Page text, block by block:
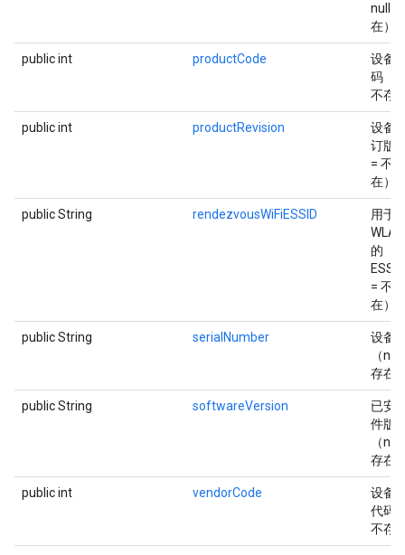
null =
在）
public int productCode
设备
码（
不存
public int productRevision
设备
订版
= 不存
在）
public String rendezvousWiFiESSID
用于
的
= 不存
在）
public String serialNumber
设备
（
存在
public String softwareVersion
已安
件版
（
存在
public int vendorCode
设备
代码
不存